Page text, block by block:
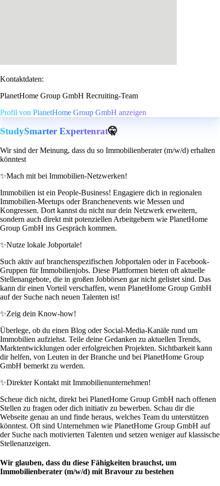
Kontaktdaten:
PlanetHome Group GmbH Recruiting-Team
Profil von PlanetHome Group GmbH anzeigen
StudySmarter Expertenrat🤫
Wir sind der Meinung, dass du so Immobilienberater (m/w/d) erhalten
könntest
✨Mach mit bei Immobilien-Netzwerken!
Immobilien ist ein People-Business! Engagiere dich in regionalen
Immobilien-Meetups oder Branchenevents wie Messen und
Kongressen. Dort kannst du nicht nur dein Netzwerk erweitern,
sondern auch direkt mit potenziellen Arbeitgebern wie PlanetHome
Group GmbH ins Gespräch kommen.
✨Nutze lokale Jobportale!
Such aktiv auf branchenspezifischen Jobportalen oder in Facebook-
Gruppen für Immobilienjobs. Diese Plattformen bieten oft aktuelle
Stellenangebote, die in großen Jobbörsen gar nicht gelistet sind. Das
kann dir einen Vorteil verschaffen, wenn PlanetHome Group GmbH
auf der Suche nach neuen Talenten ist!
✨Zeig dein Know-how!
Überlege, ob du einen Blog oder Social-Media-Kanäle rund um
Immobilien aufziehst. Teile deine Gedanken zu aktuellen Trends,
Marktentwicklungen oder erfolgreichen Projekten. Sichtbarkeit kann
dir helfen, von Leuten in der Branche und bei PlanetHome Group
GmbH bemerkt zu werden.
✨Direkter Kontakt mit Immobilienunternehmen!
Scheue dich nicht, direkt bei PlanetHome Group GmbH nach offenen
Stellen zu fragen oder dich initiativ zu bewerben. Schau dir die
Webseite genau an und finde heraus, welches Team du unterstützen
könntest. Oft sind Unternehmen wie PlanetHome Group GmbH auf
der Suche nach motivierten Talenten und setzen weniger auf klassische
Stellenanzeigen.
Wir glauben, dass du diese Fähigkeiten brauchst, um
Immobilienberater (m/w/d) mit Bravour zu bestehen